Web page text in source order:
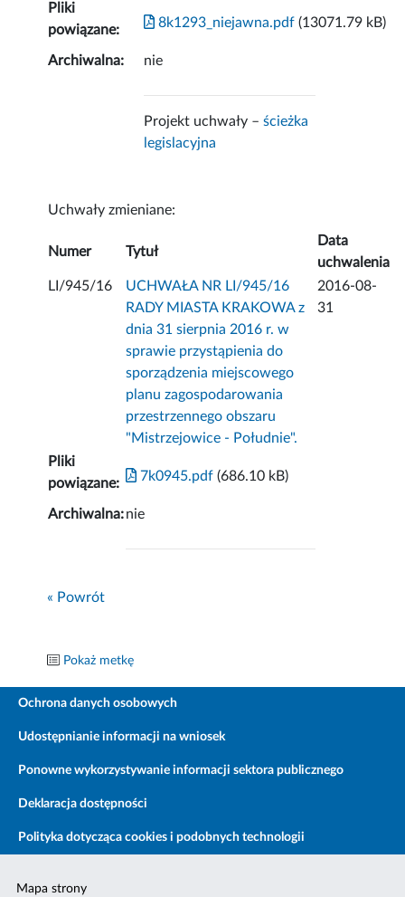
Pliki
powiązane:
8k1293_niejawna.pdf (13071.79 kB)
Archiwalna: nie
Projekt uchwały –ścieżka
legislacyjna
Uchwały zmieniane:
Numer Tytuł
Data
uchwalenia
LI/945/16
UCHWAŁA NR LI/945/16
RADY MIASTA KRAKOWA z
dnia 31 sierpnia 2016 r. w
sprawie przystąpienia do
sporządzenia miejscowego
planu zagospodarowania
przestrzennego obszaru
"Mistrzejowice - Południe".
2016-08-
31
Pliki
powiązane:
7k0945.pdf (686.10 kB)
Archiwalna:nie
« Powrót
Pokaż metkę
Ochrona danych osobowych
Udostępnianie informacji na wniosek
Ponowne wykorzystywanie informacji sektora publicznego
Deklaracja dostępności
Polityka dotycząca cookies i podobnych technologii
Mapa strony